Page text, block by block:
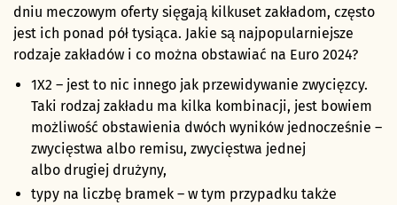
dniu meczowym oferty sięgają kilkuset zakładom, często
jest ich ponad pół tysiąca. Jakie są najpopularniejsze
rodzaje zakładów i co można obstawiać na Euro 2024?
1X2 – jest to nic innego jak przewidywanie zwycięzcy.
Taki rodzaj zakładu ma kilka kombinacji, jest bowiem
możliwość obstawienia dwóch wyników jednocześnie –
zwycięstwa albo remisu, zwycięstwa jednej
albo drugiej drużyny,
typy na liczbę bramek – w tym przypadku także